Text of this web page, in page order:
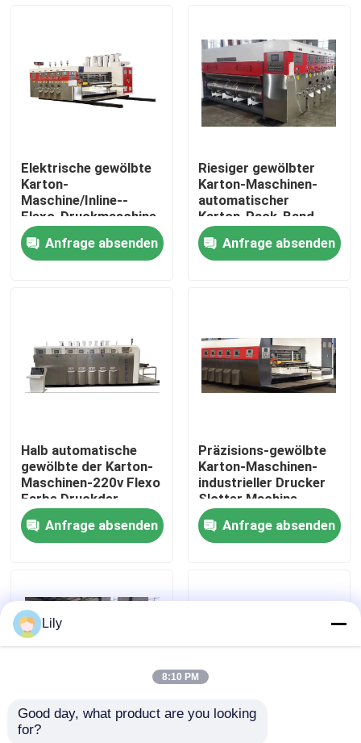
Videos
Fabrik-Ausflug
Qualitätskontrolle
Nachrichten
Kartondruckmaschine
Elektrische gewölbte
Karton-
Maschine/Inline--
Flexo-Druckmaschine
Anfrage absenden
Riesiger gewölbter
Karton-Maschinen-
automatischer
Karton-Pack-Band
Präzision
Anfrage absenden
Halb automatische
gewölbte der Karton-
Maschinen-220v Flexo
Farbe Druckder
maschinen-4
Anfrage absenden
Präzisions-gewölbte
Karton-Maschinen-
industrieller Drucker
Slotter Machine
Anfrage absenden
Flexodruckmaschine
Lily
8:10 PM
Good day, what product are you looking
for?